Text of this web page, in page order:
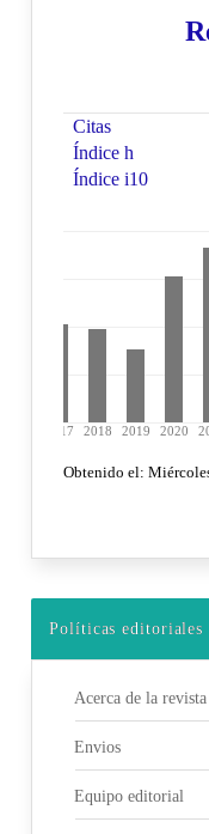
Políticas editoriales
Acerca de la revista
Envios
Equipo editorial